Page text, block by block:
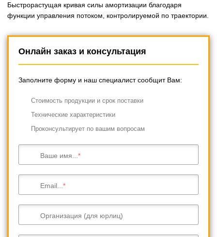
Быстрорастущая кривая силы амортизации благодаря
функции управления потоком, контролируемой по траектории.
Онлайн заказ и консультация
Заполните форму и наш специалист сообщит Вам:
Cтоимость продукции и срок поставки
Технические характеристики
Проконсультирует по вашим вопросам
Ваше имя...
Email...
Организация (для юрлиц)